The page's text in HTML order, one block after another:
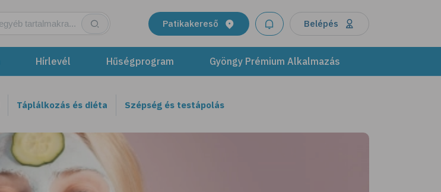
Patikakereső Belépés
Hírlevél Hűségprogram Gyöngy Prémium Alkalmazás
Táplálkozás és diéta Szépség és testápolás